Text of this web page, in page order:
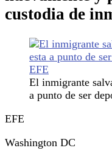
custodia de
El inmigrante
a punto de ser
EFE
Washington DC